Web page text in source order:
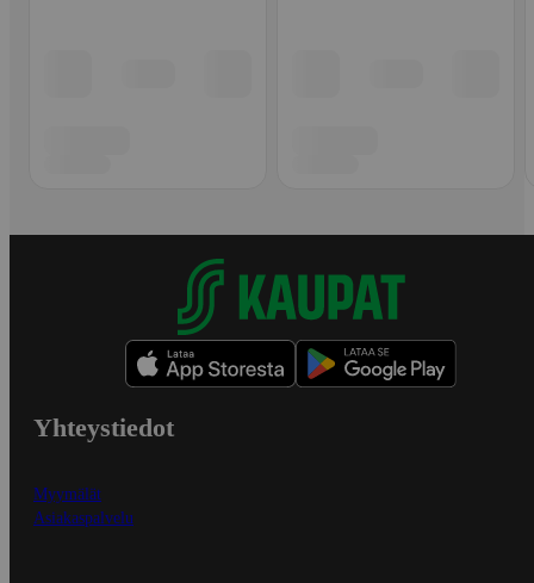
Yhteystiedot
Myymälät
Asiakaspalvelu